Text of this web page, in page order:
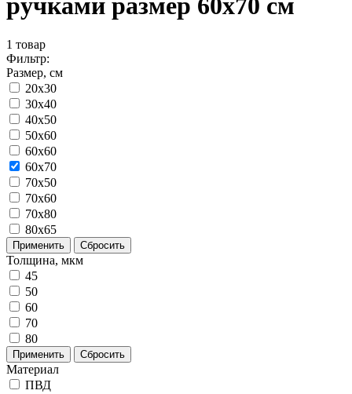
ручками размер 60x70 см
1 товар
Фильтр:
Размер, см
20x30
30x40
40x50
50x60
60x60
60x70
70x50
70x60
70x80
80x65
Применить Сбросить
Толщина, мкм
45
50
60
70
80
Применить Сбросить
Материал
ПВД